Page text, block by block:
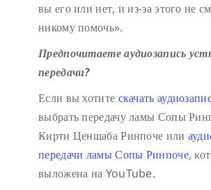
вы его или нет, и из-за этого не
никому помочь».
Предпочитаете аудиозапись
передачи?
Если вы хотите скачать
выбрать передачу ламы Сопы
Кирти Ценшаба Ринпоче или
передачи ламы Сопы Ринпоче,
выложена на YouTube.